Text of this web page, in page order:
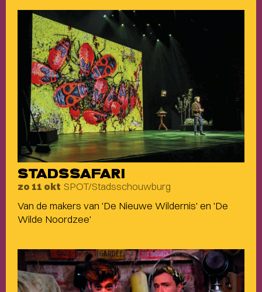
STADSSAFARI
zo 11 okt SPOT/Stadsschouwburg
Van de makers van 'De Nieuwe Wildernis' en 'De
Wilde Noordzee'